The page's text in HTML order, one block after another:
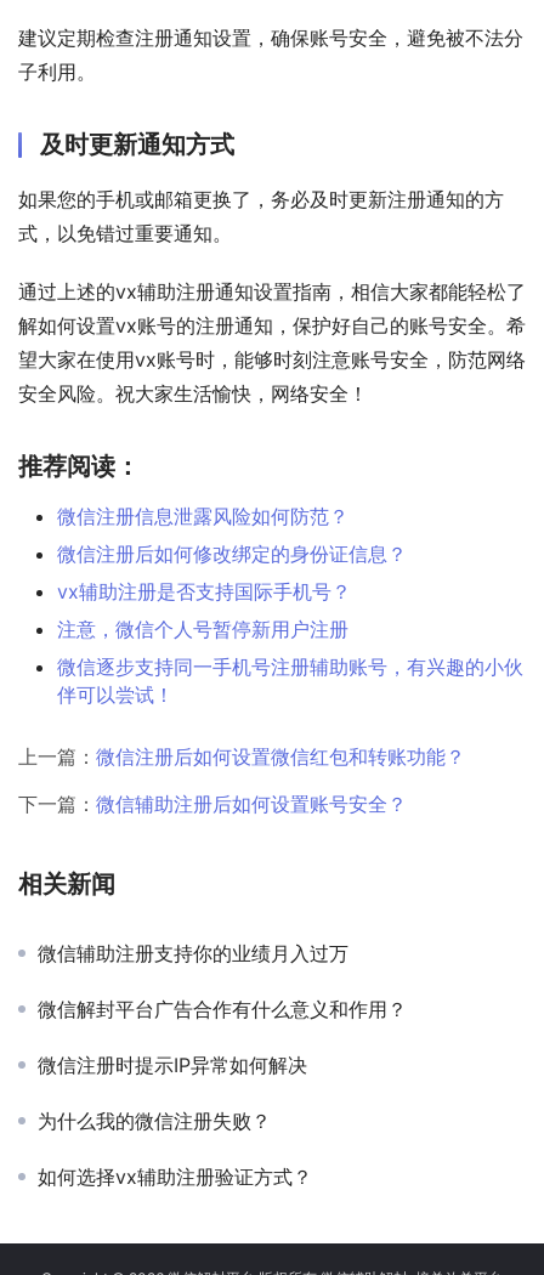
建议定期检查注册通知设置，确保账号安全，避免被不法分
子利用。
及时更新通知方式
如果您的手机或邮箱更换了，务必及时更新注册通知的方
式，以免错过重要通知。
通过上述的vx辅助注册通知设置指南，相信大家都能轻松了
解如何设置vx账号的注册通知，保护好自己的账号安全。希
望大家在使用vx账号时，能够时刻注意账号安全，防范网络
安全风险。祝大家生活愉快，网络安全！
推荐阅读：
微信注册信息泄露风险如何防范？
微信注册后如何修改绑定的身份证信息？
vx辅助注册是否支持国际手机号？
注意，微信个人号暂停新用户注册
微信逐步支持同一手机号注册辅助账号，有兴趣的小伙
伴可以尝试！
上一篇： 微信注册后如何设置微信红包和转账功能？
下一篇： 微信辅助注册后如何设置账号安全？
相关新闻
微信辅助注册支持你的业绩月入过万
微信解封平台广告合作有什么意义和作用？
微信注册时提示IP异常如何解决
为什么我的微信注册失败？
如何选择vx辅助注册验证方式？